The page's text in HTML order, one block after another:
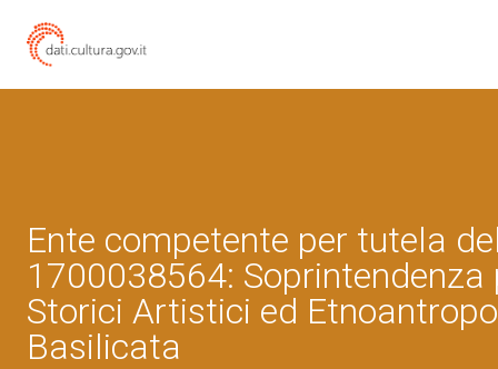
Ente competente per tutela
1700038564: Soprintendenza
Storici Artistici ed
Basilicata